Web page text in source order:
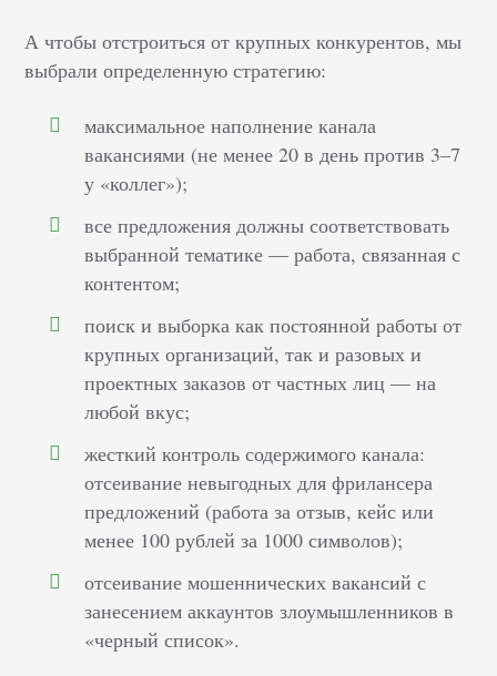
А чтобы отстроиться от крупных конкурентов, мы
выбрали определенную стратегию:
максимальное наполнение канала
вакансиями (не менее 20 в день против 3–7
у «коллег»);
все предложения должны соответствовать
выбранной тематике — работа, связанная с
контентом;
поиск и выборка как постоянной работы от
крупных организаций, так и разовых и
проектных заказов от частных лиц — на
любой вкус;
жесткий контроль содержимого канала:
отсеивание невыгодных для фрилансера
предложений (работа за отзыв, кейс или
менее 100 рублей за 1000 символов);
отсеивание мошеннических вакансий с
занесением аккаунтов злоумышленников в
«черный список».